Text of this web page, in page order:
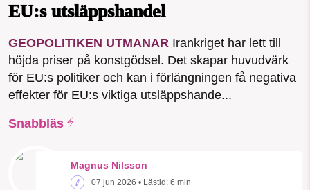
OM OSS
EU:s utsläppshandel
GEOPOLITIKEN UTMANAR Irankriget har lett till
höjda priser på konstgödsel. Det skapar huvudvärk
för EU:s politiker och kan i förlängningen få negativa
effekter för EU:s viktiga utsläppshande...
Snabbläs
Magnus Nilsson
07 jun 2026 • Lästid: 6 min
SMB kämpar för en hållbar framtid. Sedan
starten 2010 har vår ideella redaktion
drivit miljödebatten framåt genom
nyhetsbevakning och granskningar. Nu
vill vi utveckla vårt arbete – och vi
Stötta vårt arbete genom att swisha en slant till